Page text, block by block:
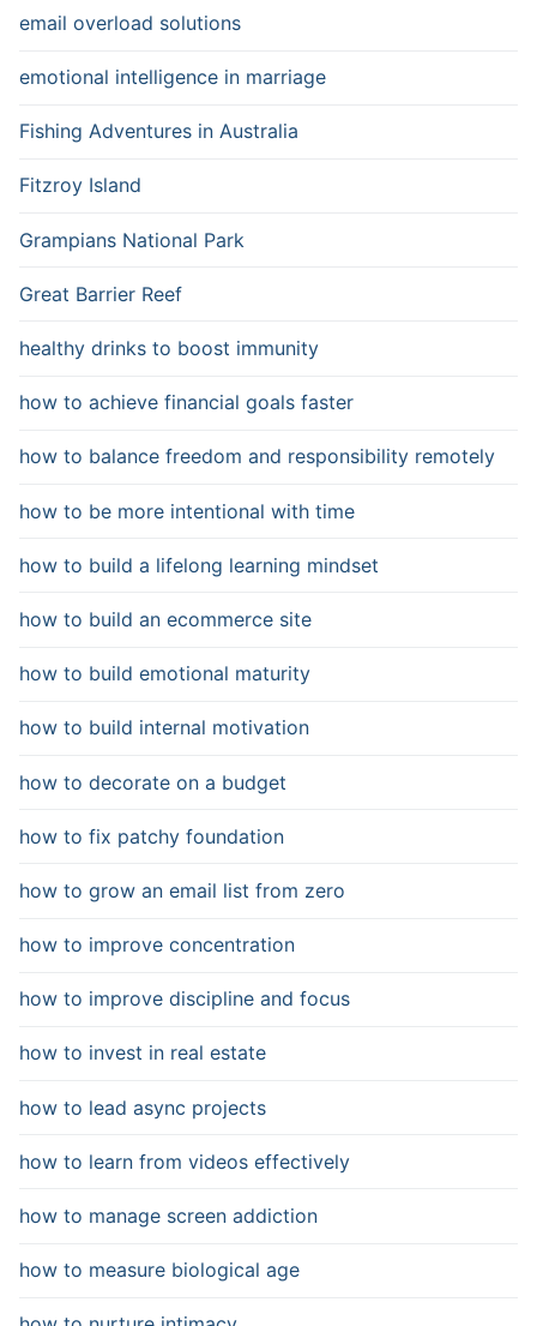
email overload solutions
emotional intelligence in marriage
Fishing Adventures in Australia
Fitzroy Island
Grampians National Park
Great Barrier Reef
healthy drinks to boost immunity
how to achieve financial goals faster
how to balance freedom and responsibility remotely
how to be more intentional with time
how to build a lifelong learning mindset
how to build an ecommerce site
how to build emotional maturity
how to build internal motivation
how to decorate on a budget
how to fix patchy foundation
how to grow an email list from zero
how to improve concentration
how to improve discipline and focus
how to invest in real estate
how to lead async projects
how to learn from videos effectively
how to manage screen addiction
how to measure biological age